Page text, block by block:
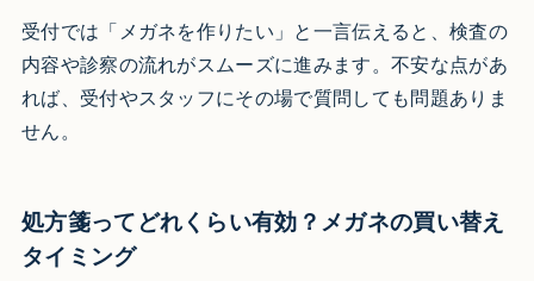
受付では「メガネを作りたい」と一言伝えると、検査の
内容や診察の流れがスムーズに進みます。不安な点があ
れば、受付やスタッフにその場で質問しても問題ありま
せん。
処方箋ってどれくらい有効？メガネの買い替え
タイミング